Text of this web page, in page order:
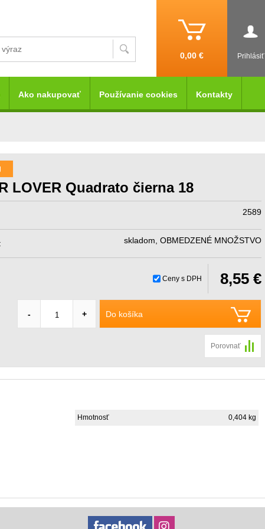
Prihlásiť
0,00 €
LOVER Quadrato čierna 18
2589
skladom, OBMEDZENÉ MNOŽSTVO
Ceny s DPH 8,55 €
Do košíka
- +
Porovnať
Hmotnosť 0,404 kg
Ako nakupovať Používanie cookies Kontakty